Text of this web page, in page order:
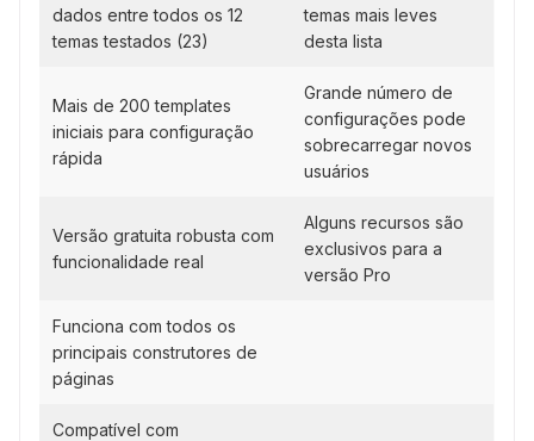
dados entre todos os 12
temas testados (23)
temas mais leves
desta lista
Mais de 200 templates
iniciais para configuração
rápida
Grande número de
configurações pode
sobrecarregar novos
usuários
Versão gratuita robusta com
funcionalidade real
Alguns recursos são
exclusivos para a
versão Pro
Funciona com todos os
principais construtores de
páginas
Compatível com